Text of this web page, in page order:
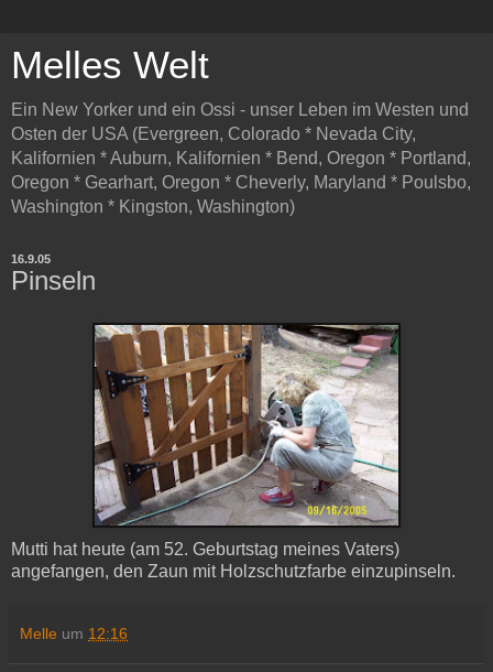
Melles Welt
Ein New Yorker und ein Ossi - unser Leben im Westen und
Osten der USA (Evergreen, Colorado * Nevada City,
Kalifornien * Auburn, Kalifornien * Bend, Oregon * Portland,
Oregon * Gearhart, Oregon * Cheverly, Maryland * Poulsbo,
Washington * Kingston, Washington)
16.9.05
Pinseln
Mutti hat heute (am 52. Geburtstag meines Vaters)
angefangen, den Zaun mit Holzschutzfarbe einzupinseln.
Melle um 12:16